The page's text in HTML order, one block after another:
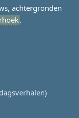
achtergronden
.